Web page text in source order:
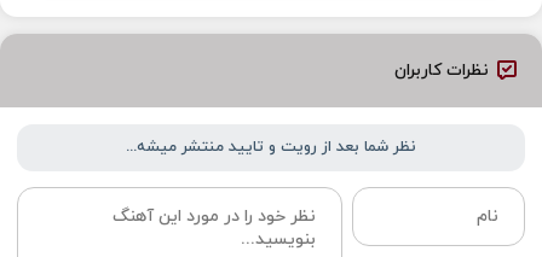
نظرات کاربران
نظر شما بعد از رویت و تایید منتشر میشه...